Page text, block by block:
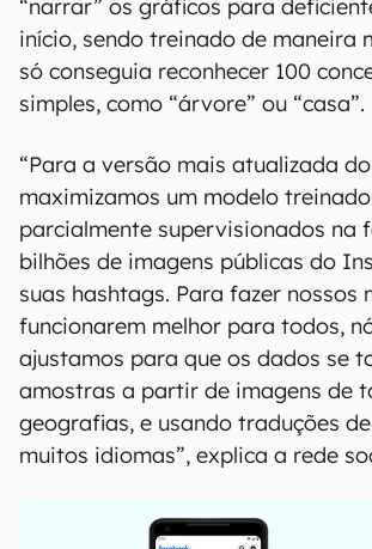
“narrar” os gráficos para
início, sendo treinado de maneira
só conseguia reconhecer 100
simples, como “árvore” ou “casa”.
“Para a versão mais atualizada do
maximizamos um modelo
parcialmente supervisionados na
bilhões de imagens públicas do
suas hashtags. Para fazer nossos
funcionarem melhor para todos,
ajustamos para que os dados se
amostras a partir de imagens de
geografias, e usando traduções
muitos idiomas”, explica a rede